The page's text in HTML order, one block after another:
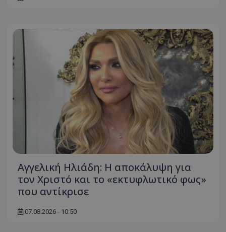
Αγγελική Ηλιάδη: Η αποκάλυψη για
τον Χριστό και το «εκτυφλωτικό φως»
που αντίκρισε
07.08.2026 - 10:50